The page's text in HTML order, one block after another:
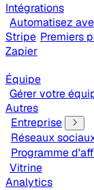
Intégrations
Automatisez
Stripe Premiers
Zapier
Équipe
Gérer votre
Autres
Entreprise
Réseaux
Programme
Vitrine
Analytics